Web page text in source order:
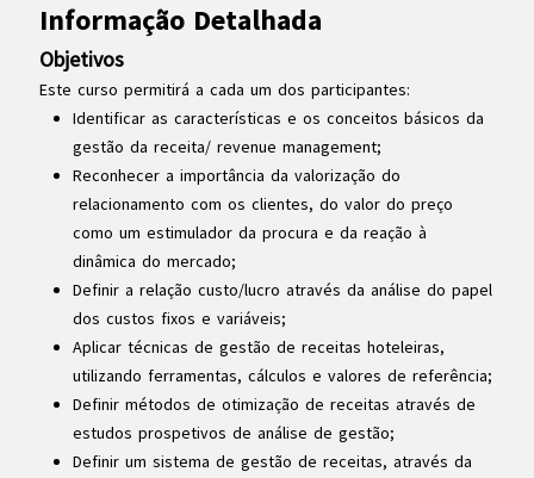
Informação Detalhada
Objetivos
Este curso permitirá a cada um dos participantes:
Identificar as características e os conceitos básicos da
gestão da receita/ revenue management;
Reconhecer a importância da valorização do
relacionamento com os clientes, do valor do preço
como um estimulador da procura e da reação à
dinâmica do mercado;
Definir a relação custo/lucro através da análise do papel
dos custos fixos e variáveis;
Aplicar técnicas de gestão de receitas hoteleiras,
utilizando ferramentas, cálculos e valores de referência;
Definir métodos de otimização de receitas através de
estudos prospetivos de análise de gestão;
Definir um sistema de gestão de receitas, através da